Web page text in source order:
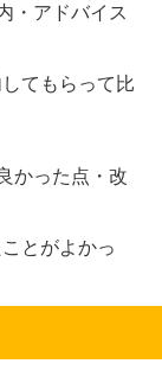
・アドバイス
てもらって比
かった点・改
とがよかっ